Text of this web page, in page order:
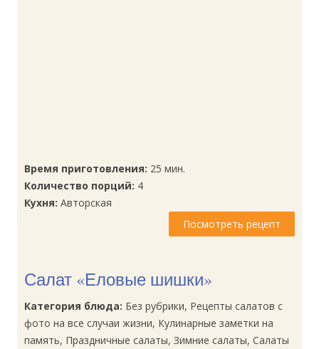
Время приготовления: 25 мин.
Количество порций: 4
Кухня: Авторская
Посмотреть рецепт
Салат «Еловые шишки»
Категория блюда: Без рубрики, Рецепты салатов с
фото на все случаи жизни, Кулинарные заметки на
память, Праздничные салаты, Зимние салаты, Салаты